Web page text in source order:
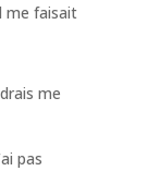
me faisait
me
pas